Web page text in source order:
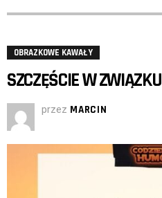
OBRAZKOWE KAWAŁY
SZCZĘŚCIE W ZWIĄZKU
przez MARCIN